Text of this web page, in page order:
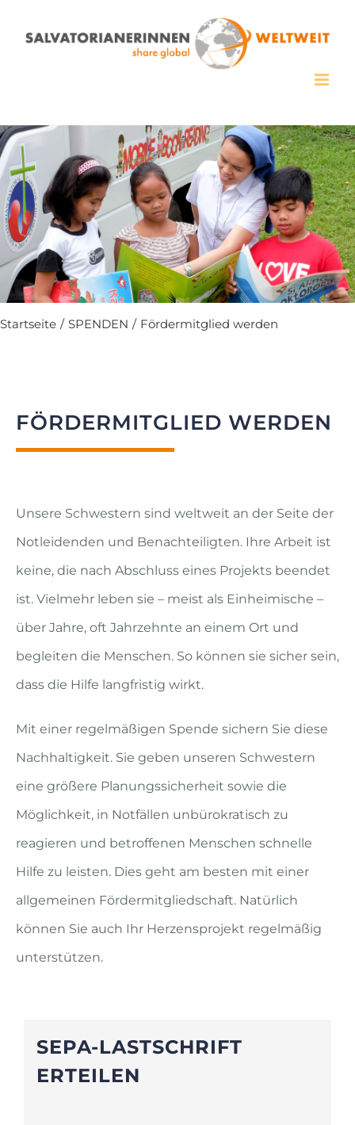
Inhalt
Startseite / SPENDEN / Fördermitglied werden
FÖRDERMITGLIED WERDEN
Unsere Schwestern sind weltweit an der Seite der
Notleidenden und Benachteiligten. Ihre Arbeit ist
keine, die nach Abschluss eines Projekts beendet
ist. Vielmehr leben sie – meist als Einheimische –
über Jahre, oft Jahrzehnte an einem Ort und
begleiten die Menschen. So können sie sicher sein,
dass die Hilfe langfristig wirkt.
Mit einer regelmäßigen Spende sichern Sie diese
Nachhaltigkeit. Sie geben unseren Schwestern
eine größere Planungssicherheit sowie die
Möglichkeit, in Notfällen unbürokratisch zu
reagieren und betroffenen Menschen schnelle
Hilfe zu leisten. Dies geht am besten mit einer
allgemeinen Fördermitgliedschaft. Natürlich
können Sie auch Ihr Herzensprojekt regelmäßig
unterstützen.
SEPA-LASTSCHRIFT
ERTEILEN